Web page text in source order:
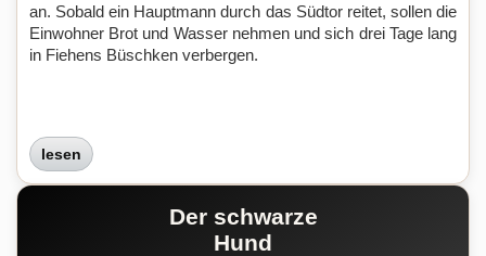
an. Sobald ein Hauptmann durch das Südtor reitet, sollen die
Einwohner Brot und Wasser nehmen und sich drei Tage lang
in Fiehens Büschken verbergen.
lesen
Der schwarze
Hund